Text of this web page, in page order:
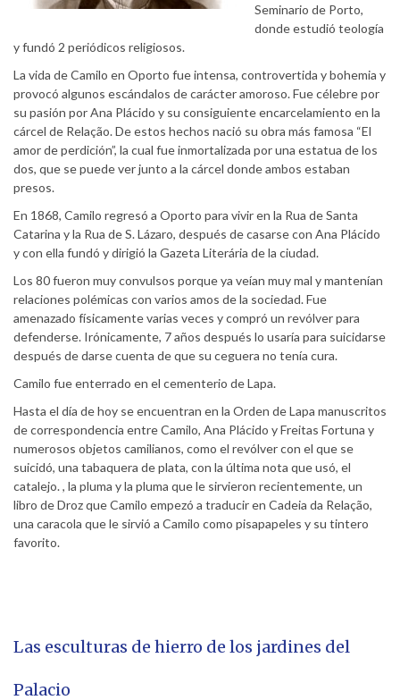
Seminario de Porto,
donde estudió teología
y fundó 2 periódicos religiosos.
La vida de Camilo en Oporto fue intensa, controvertida y bohemia y
provocó algunos escándalos de carácter amoroso. Fue célebre por
su pasión por Ana Plácido y su consiguiente encarcelamiento en la
cárcel de Relação. De estos hechos nació su obra más famosa “El
amor de perdición”, la cual fue inmortalizada por una estatua de los
dos, que se puede ver junto a la cárcel donde ambos estaban
presos.
En 1868, Camilo regresó a Oporto para vivir en la Rua de Santa
Catarina y la Rua de S. Lázaro, después de casarse con Ana Plácido
y con ella fundó y dirigió la Gazeta Literária de la ciudad.
Los 80 fueron muy convulsos porque ya veían muy mal y mantenían
relaciones polémicas con varios amos de la sociedad. Fue
amenazado físicamente varias veces y compró un revólver para
defenderse. Irónicamente, 7 años después lo usaría para suicidarse
después de darse cuenta de que su ceguera no tenía cura.
Camilo fue enterrado en el cementerio de Lapa.
Hasta el día de hoy se encuentran en la Orden de Lapa manuscritos
de correspondencia entre Camilo, Ana Plácido y Freitas Fortuna y
numerosos objetos camilianos, como el revólver con el que se
suicidó, una tabaquera de plata, con la última nota que usó, el
catalejo. , la pluma y la pluma que le sirvieron recientemente, un
libro de Droz que Camilo empezó a traducir en Cadeia da Relação,
una caracola que le sirvió a Camilo como pisapapeles y su tintero
favorito.
Las esculturas de hierro de los jardines del
Palacio